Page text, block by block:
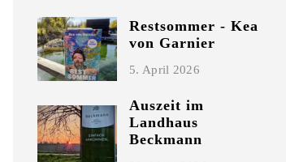
Die schönsten Hofcafés am
Niederrhein
2. Mai 2026
Restsommer - Kea
von Garnier
5. April 2026
Auszeit im
Landhaus
Beckmann